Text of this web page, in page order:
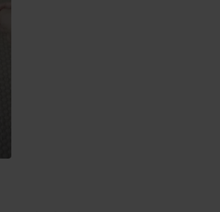
Lancômes ikoniska blomma
flaskor. De gradientvita till